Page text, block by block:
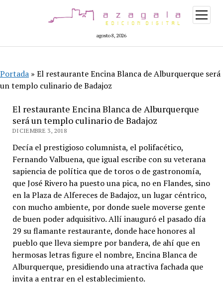
agosto 8, 2026
abrir
menú
Portada » El restaurante Encina Blanca de Alburquerque será
un templo culinario de Badajoz
El restaurante Encina Blanca de Alburquerque
será un templo culinario de Badajoz
DICIEMBRE 3, 2018
Decía el prestigioso columnista, el polifacético,
Fernando Valbuena, que igual escribe con su veterana
sapiencia de política que de toros o de gastronomía,
que José Rivero ha puesto una pica, no en Flandes, sino
en la Plaza de Alfereces de Badajoz, un lugar céntrico,
con mucho ambiente, por donde suele moverse gente
de buen poder adquisitivo. Allí inauguró el pasado día
29 su flamante restaurante, donde hace honores al
pueblo que lleva siempre por bandera, de ahí que en
hermosas letras figure el nombre, Encina Blanca de
Alburquerque, presidiendo una atractiva fachada que
invita a entrar en el establecimiento.